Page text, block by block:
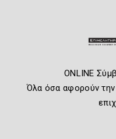
ONLINE
Όλα όσα αφορούν την